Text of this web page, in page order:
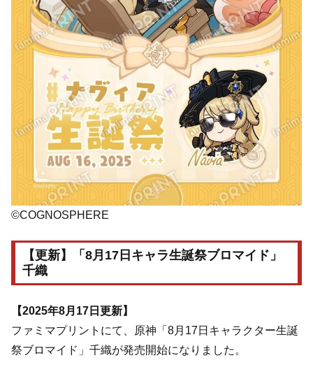
©COGNOSPHERE
【更新】「8月17日キャラ生誕祭ブロマイド」
千織
【2025年8月17日更新】
ファミマプリントにて、原神「8月17日キャラクター生誕
祭ブロマイド」千織が発売開始になりました。